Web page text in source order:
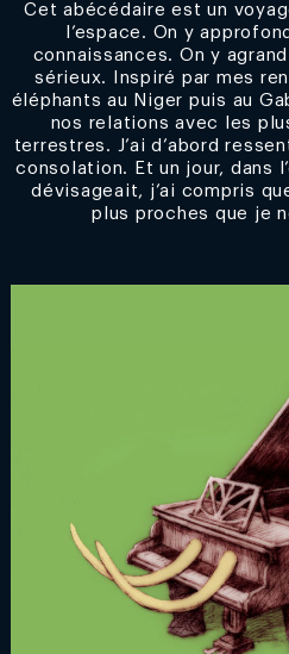
Cet abécédaire est un
l’espace. On y
connaissances. On y
sérieux. Inspiré par mes
éléphants au Niger puis au
nos relations avec les
terrestres. J’ai d’abord
consolation. Et un jour, dans
dévisageait, j’ai compris
plus proches que je